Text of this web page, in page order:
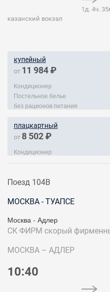
казанский вокзал
1д. 4ч.
купейный
от 11 984 ₽
Кондиционер
Постельное белье
без рационов питания
плацкартный
от 8 502 ₽
Кондиционер
Поезд 104В
МОСКВА - ТУАПСЕ
Москва - Адлер
СК ФИРМ скорый
МОСКВА – АДЛЕР
10:40